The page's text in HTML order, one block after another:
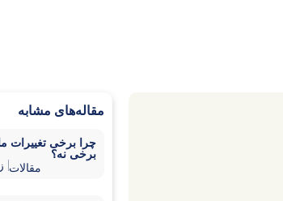
مقاله‌های مشابه
چرا برخی تغییرات
برخی نه؟
مقالات